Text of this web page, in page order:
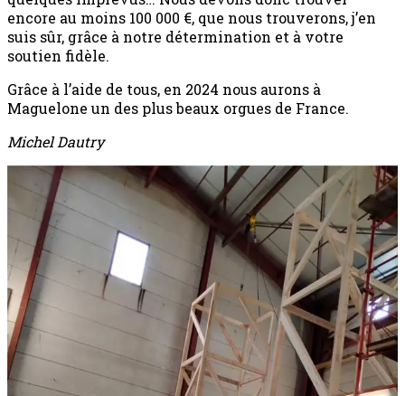
encore au moins 100 000 €, que nous trouverons, j’en
suis sûr, grâce à notre détermination et à votre
soutien fidèle.
Grâce à l’aide de tous, en 2024 nous aurons à
Maguelone un des plus beaux orgues de France.
Michel Dautry